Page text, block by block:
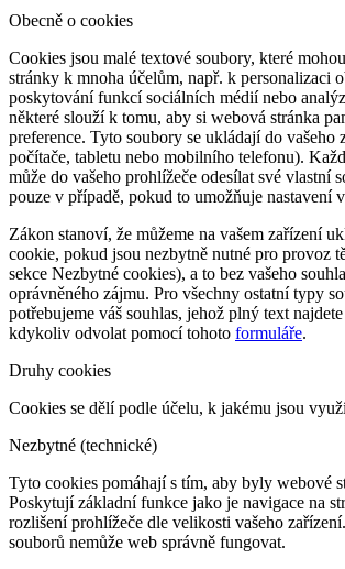
Obecně o cookies
Cookies jsou malé textové soubory, které
stránky k mnoha účelům, např. k personalizaci
poskytování funkcí sociálních médií nebo
některé slouží k tomu, aby si webová stránka
preference. Tyto soubory se ukládají do vašeho
počítače, tabletu nebo mobilního telefonu).
může do vašeho prohlížeče odesílat své vlastní
pouze v případě, pokud to umožňuje nastavení
Zákon stanoví, že můžeme na vašem zařízení
cookie, pokud jsou nezbytně nutné pro provoz
sekce Nezbytné cookies), a to bez vašeho
oprávněného zájmu. Pro všechny ostatní typy
potřebujeme váš souhlas, jehož plný text najdete
kdykoliv odvolat pomocí tohoto formuláře.
Druhy cookies
Cookies se dělí podle účelu, k jakému jsou
Nezbytné (technické)
Tyto cookies pomáhají s tím, aby byly webové
Poskytují základní funkce jako je navigace na
rozlišení prohlížeče dle velikosti vašeho
souborů nemůže web správně fungovat.